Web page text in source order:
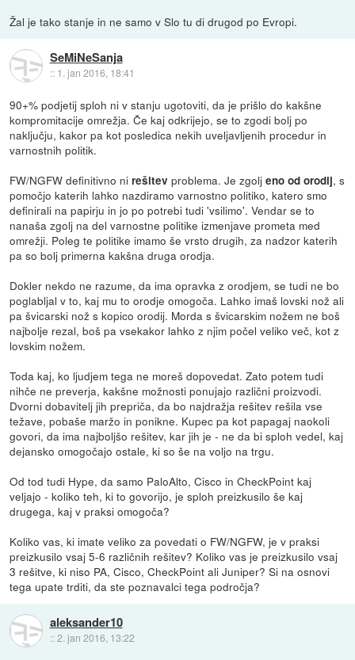
Žal je tako stanje in ne samo v Slo tu di drugod po Evropi.
SeMiNeSanja
:: 1. jan 2016, 18:41
90+% podjetij sploh ni v stanju ugotoviti, da je prišlo do kakšne
kompromitacije omrežja. Če kaj odkrijejo, se to zgodi bolj po
naključju, kakor pa kot posledica nekih uveljavljenih procedur in
varnostnih politik.
FW/NGFW definitivno nirešitevproblema. Je zgoljeno od orodij, s
pomočjo katerih lahko nazdiramo varnostno politiko, katero smo
definirali na papirju in jo po potrebi tudi 'vsilimo'. Vendar se to
nanaša zgolj na del varnostne politike izmenjave prometa med
omrežji. Poleg te politike imamo še vrsto drugih, za nadzor katerih
pa so bolj primerna kakšna druga orodja.
Dokler nekdo ne razume, da ima opravka z orodjem, se tudi ne bo
poglabljal v to, kaj mu to orodje omogoča. Lahko imaš lovski nož ali
pa švicarski nož s kopico orodij. Morda s švicarskim nožem ne boš
najbolje rezal, boš pa vsekakor lahko z njim počel veliko več, kot z
lovskim nožem.
Toda kaj, ko ljudjem tega ne moreš dopovedat. Zato potem tudi
nihče ne preverja, kakšne možnosti ponujajo različni proizvodi.
Dvorni dobavitelj jih prepriča, da bo najdražja rešitev rešila vse
težave, pobaše maržo in ponikne. Kupec pa kot papagaj naokoli
govori, da ima najboljšo rešitev, kar jih je - ne da bi sploh vedel, kaj
dejansko omogočajo ostale, ki so še na voljo na trgu.
Od tod tudi Hype, da samo PaloAlto, Cisco in CheckPoint kaj
veljajo - koliko teh, ki to govorijo, je sploh preizkusilo še kaj
drugega, kaj v praksi omogoča?
Koliko vas, ki imate veliko za povedati o FW/NGFW, je v praksi
preizkusilo vsaj 5-6 različnih rešitev? Koliko vas je preizkusilo vsaj
3 rešitve, ki niso PA, Cisco, CheckPoint ali Juniper? Si na osnovi
tega upate trditi, da ste poznavalci tega področja?
aleksander10
::2. jan 2016, 13:22